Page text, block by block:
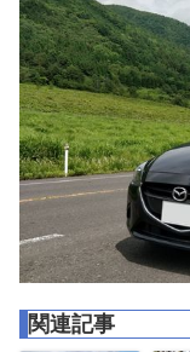
関連記事